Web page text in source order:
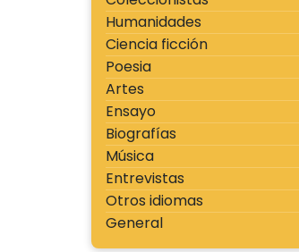
Humanidades
Ciencia ficción
Poesia
Artes
Ensayo
Biografías
Música
Entrevistas
Otros idiomas
General